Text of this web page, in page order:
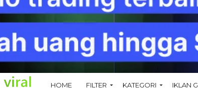
HOME FILTER KATEGORI IKLAN